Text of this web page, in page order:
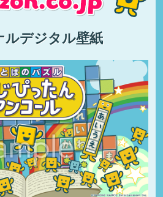
ルデジタル壁紙